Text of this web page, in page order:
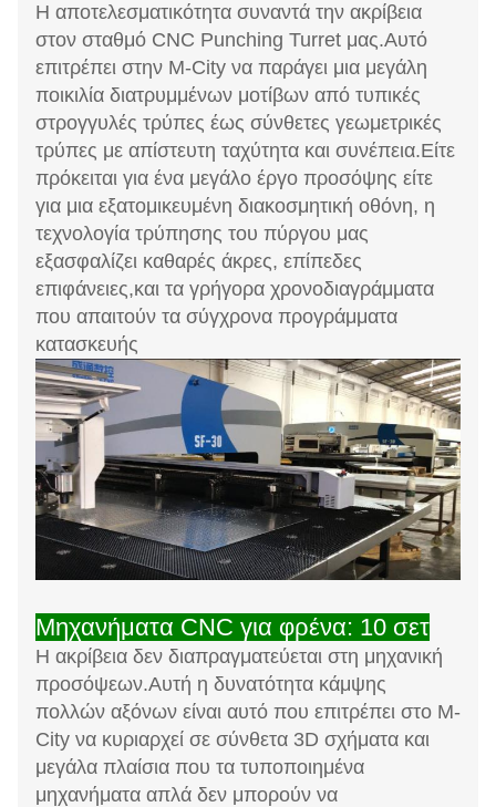
Η αποτελεσματικότητα συναντά την ακρίβεια
στον σταθμό CNC Punching Turret μας.Αυτό
επιτρέπει στην M-City να παράγει μια μεγάλη
ποικιλία διατρυμμένων μοτίβων από τυπικές
στρογγυλές τρύπες έως σύνθετες γεωμετρικές
τρύπες με απίστευτη ταχύτητα και συνέπεια.Είτε
πρόκειται για ένα μεγάλο έργο προσόψης είτε
για μια εξατομικευμένη διακοσμητική οθόνη, η
τεχνολογία τρύπησης του πύργου μας
εξασφαλίζει καθαρές άκρες, επίπεδες
επιφάνειες,και τα γρήγορα χρονοδιαγράμματα
που απαιτούν τα σύγχρονα προγράμματα
κατασκευής
Μηχανήματα CNC για φρένα: 10 σετ
Η ακρίβεια δεν διαπραγματεύεται στη μηχανική
προσόψεων.Αυτή η δυνατότητα κάμψης
πολλών αξόνων είναι αυτό που επιτρέπει στο M-
City να κυριαρχεί σε σύνθετα 3D σχήματα και
μεγάλα πλαίσια που τα τυποποιημένα
μηχανήματα απλά δεν μπορούν να